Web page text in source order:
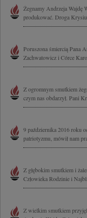
Żegnamy Andrzeja Wajdę
produkować. Droga
Poruszona śmiercią Pana
Zachwatowicz i Córce
Z ogromnym smutkiem
czym nas obdarzył. Pani
9 października 2016 roku
patriotyzmu, mówił nam
Z głębokim smutkiem i
Człowieka Rodzinie i
Z wielkim smutkiem